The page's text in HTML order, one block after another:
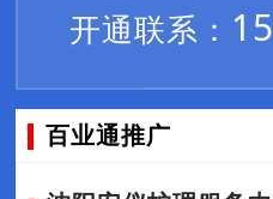
开通联系：
百业通推广